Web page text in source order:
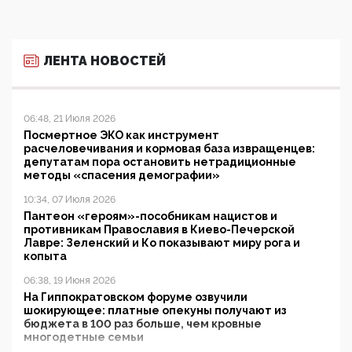
ЛЕНТА НОВОСТЕЙ
06:48, 21 Июля 2026
Посмертное ЭКО как инструмент
расчеловечивания и кормовая база извращенцев:
депутатам пора остановить нетрадиционные
методы «спасения демографии»
10:34, 07 Июля 2026
Пантеон «героям»-пособникам нацистов и
противникам Православия в Киево-Печерской
Лавре: Зеленский и Ко показывают миру рога и
копыта
06:38, 19 Июня 2026
На Гиппократовском форуме озвучили
шокирующее: платные опекуны получают из
бюджета в 100 раз больше, чем кровные
многодетные семьи